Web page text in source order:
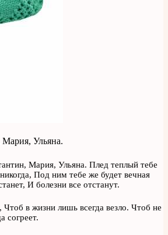
Ульяна.
Мария, Ульяна. Плед теплый тебе
Под ним тебе же будет вечная
И болезни все отстанут.
в жизни лишь всегда везло. Чтоб не
согреет.